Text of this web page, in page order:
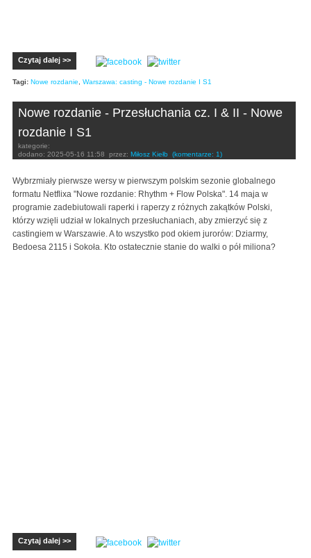
Czytaj dalej >>
Tagi: Nowe rozdanie, Warszawa: casting - Nowe rozdanie I S1
Nowe rozdanie - Przesłuchania cz. I & II - Nowe
rozdanie I S1
kategorie:
dodano: 2025-05-16 11:58 przez: Miłosz Kiełb (komentarze: 1)
Wybrzmiały pierwsze wersy w pierwszym polskim sezonie globalnego
formatu Netflixa "Nowe rozdanie: Rhythm + Flow Polska". 14 maja w
programie zadebiutowali raperki i raperzy z różnych zakątków Polski,
którzy wzięli udział w lokalnych przesłuchaniach, aby zmierzyć się z
castingiem w Warszawie. A to wszystko pod okiem jurorów: Dziarmy,
Bedoesa 2115 i Sokoła. Kto ostatecznie stanie do walki o pół miliona?
Czytaj dalej >>